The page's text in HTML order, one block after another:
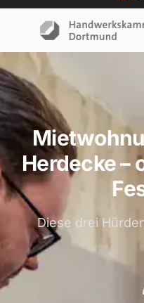
Herdecke –
Diese drei